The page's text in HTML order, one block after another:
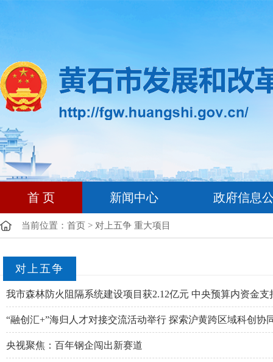
首 页 新闻中心 政府信息
当前位置： 首页 > 对上五争 重大项目
对上五争
我市森林防火阻隔系统建设项目获2.12亿元 中央预算内资金支
“融创汇+”海归人才对接交流活动举行 探索沪黄跨区域科创协
央视聚焦：百年钢企闯出新赛道